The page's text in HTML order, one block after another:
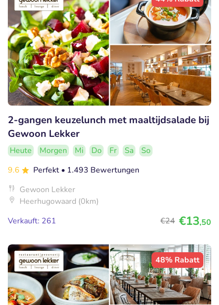
2-gangen keuzelunch met maaltijdsalade bij
Gewoon Lekker
Heute Morgen Mi Do Fr Sa
So
9.6
Perfekt • 1.493 Bewertungen
Gewoon Lekker
Heerhugowaard (0km)
Verkauft: 261
€24 €13,50
48% Rabatt